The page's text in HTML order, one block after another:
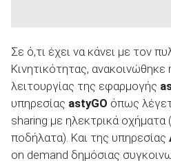
Σε ό,τι έχει να κάνει με τον
Κινητικότητας, ανακοινώθηκε
λειτουργίας της εφαρμογής
υπηρεσίας astyGO όπως
sharing με ηλεκτρικά
ποδήλατα). Και της υπηρεσίας
on demand δημόσιας